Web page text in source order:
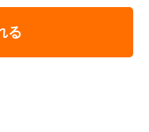
る